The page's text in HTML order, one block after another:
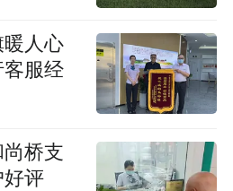
暖人心
服经
桥支
好评